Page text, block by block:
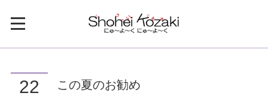
22 この夏のお勧め